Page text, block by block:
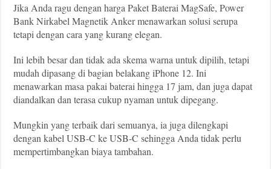
Jika Anda ragu dengan harga Paket Baterai MagSafe, Power
Bank Nirkabel Magnetik Anker menawarkan solusi serupa
tetapi dengan cara yang kurang elegan.
Ini lebih besar dan tidak ada skema warna untuk dipilih, tetapi
mudah dipasang di bagian belakang iPhone 12. Ini
menawarkan masa pakai baterai hingga 17 jam, dan juga dapat
diandalkan dan terasa cukup nyaman untuk dipegang.
Mungkin yang terbaik dari semuanya, ia juga dilengkapi
dengan kabel USB-C ke USB-C sehingga Anda tidak perlu
mempertimbangkan biaya tambahan.